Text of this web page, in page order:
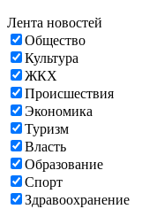
Лента новостей
Общество
Культура
ЖКХ
Происшествия
Экономика
Туризм
Власть
Образование
Спорт
Здравоохранение